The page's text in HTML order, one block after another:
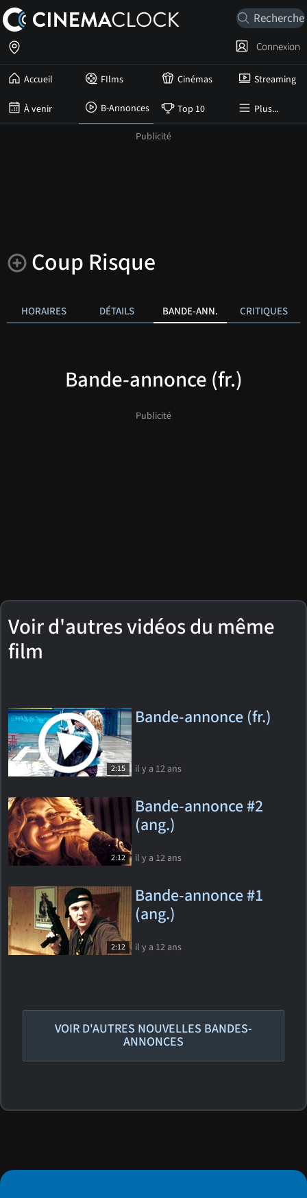
Accueil FIlms Cinémas Streaming
À venir B-Annonces Top 10 Plus...
Connexion
Coup Risque
HORAIRES DÉTAILS BANDE-ANN. CRITIQUES
Bande-annonce (fr.)
Voir d'autres vidéos du même
film
2:15
Bande-annonce (fr.)
il y a 12 ans
2:12
Bande-annonce #2
(ang.)
il y a 12 ans
2:12
Bande-annonce #1
(ang.)
il y a 12 ans
VOIR D'AUTRES NOUVELLES BANDES-
ANNONCES